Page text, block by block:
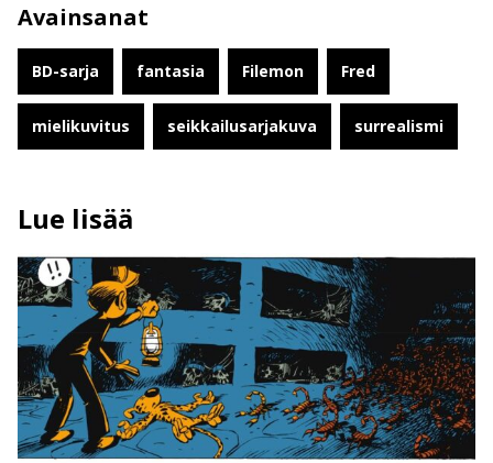
Avainsanat
BD-sarja fantasia Filemon Fred
mielikuvitus seikkailusarjakuva surrealismi
Lue lisää